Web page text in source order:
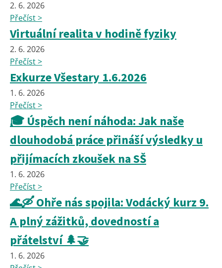
2. 6. 2026
Přečíst >
Virtuální realita v hodině fyziky
2. 6. 2026
Přečíst >
Exkurze Všestary 1.6.2026
1. 6. 2026
Přečíst >
🎓 Úspěch není náhoda: Jak naše
dlouhodobá práce přináší výsledky u
přijímacích zkoušek na SŠ
1. 6. 2026
Přečíst >
🌊🛶 Ohře nás spojila: Vodácký kurz 9.
A plný zážitků, dovedností a
přátelství 🌲🤝
1. 6. 2026